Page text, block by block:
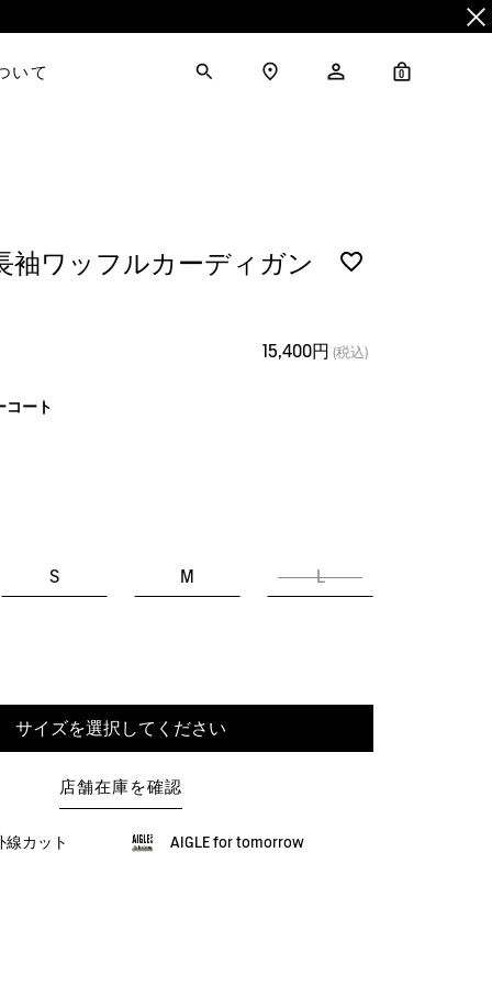
いて 0
袖ワッフルカーディガン
15,400円 (税込)
コート
S M L
サイズを選択してください
店舗在庫を確認
線カット AIGLE for tomorrow